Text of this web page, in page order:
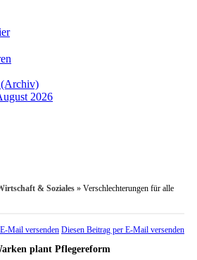
2026
& Soziales » Verschlechterungen für alle
Diesen Beitrag per E-Mail versenden
plant Pflegereform